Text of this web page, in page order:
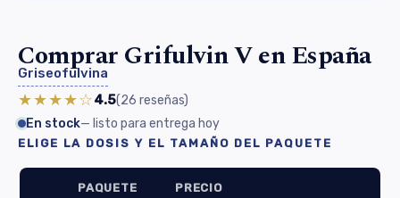
Comprar Grifulvin V en España
Griseofulvina
★★★★☆4.5(26 reseñas)
En stock— listo para entrega hoy
ELIGE LA DOSIS Y EL TAMAÑO DEL PAQUETE
PAQUETE PRECIO